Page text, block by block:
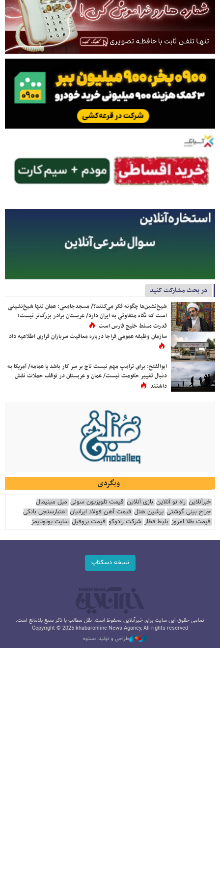
در بحث مشارکت کنید
شیخ‌نشین‌ها چگونه فکر می‌کنند؟/ مسجدجامعی: عمان تنها شیخ‌نشینی
است که نگاه متفاوتی به ایران دارد/ عربستان برادر بزرگ‌تر نیست؛
قدرت مسلط خلیج فارس است
سازمان وظیفه عمومی فراجا درباره معافیت سربازان فراری اطلاعیه داد
ابوالفتح: برای ترامپ مهم نیست تاج بر سر کار باشد یا عمامه/ آمریکا به
دنبال تغییر حکومت نیست/ عمان و عربستان در توقف حملات نقش
داشتند
وبگردی
خبرآنلاین راه نو آنلاین بازی آنلاین قیمت تلویزیون سونی مبل مینیمال
جراح بینی گوشتی پرشین هتل قیمت آهن فولاد ایرانیان اعتبارسنجی بانکی
قیمت طلا امروز بلیط قطار شرکت رادوکو قیمت پروفیل سایت یوتوتایمز
نسخه دسکتاپ
تمامی حقوق این سایت برای خبرآنلاین محفوظ است. نقل مطالب با ذکر منبع بلامانع است.
Copyright © 2025 khabaronline News Agancy, All rights reserved
طراحی و تولید: نستوه